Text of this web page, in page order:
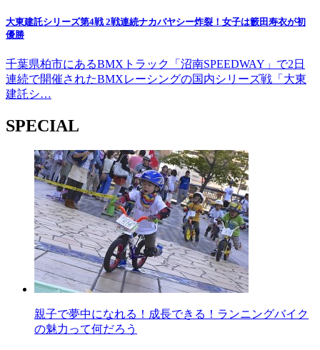
大東建託シリーズ第4戦 2戦連続ナカバヤシー炸裂！女子は籔田寿衣が初
優勝
千葉県柏市にあるBMXトラック「沼南SPEEDWAY」で2日
連続で開催されたBMXレーシングの国内シリーズ戦「大東
建託シ…
SPECIAL
親子で夢中になれる！成長できる！ランニングバイク
の魅力って何だろう